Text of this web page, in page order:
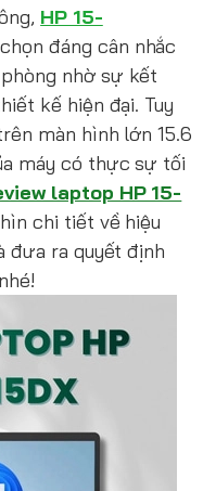
HP 15-
đáng cân nhắc
nhờ sự kết
kế hiện đại. Tuy
màn hình lớn 15.6
máy có thực sự tối
laptop HP 15-
chi tiết về hiệu
đưa ra quyết định